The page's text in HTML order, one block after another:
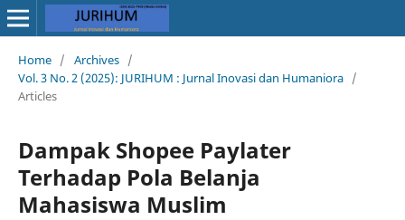
Home / Archives /
Vol. 3 No. 2 (2025): JURIHUM : Jurnal Inovasi dan Humaniora /
Articles
Dampak Shopee Paylater
Terhadap Pola Belanja
Mahasiswa Muslim